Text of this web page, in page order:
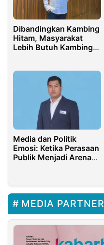
Dibandingkan Kambing
Hitam, Masyarakat
Lebih Butuh Kambing
Media dan Politik
Emosi: Ketika Perasaan
Publik Menjadi Arena
MEDIA PARTNER